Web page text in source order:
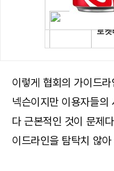
이렇게 협회의 가이드
넥슨이지만 이용자들의
다 근본적인 것이 문제
이드라인을 탐탁치 않